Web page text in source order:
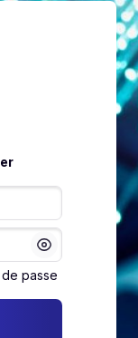
Afficher/
de passe